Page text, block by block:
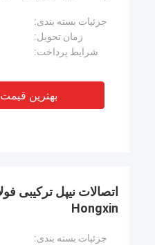
جزئیات بسته بندی:
زمان تحویل:
شرایط پرداخت:
بهترین قیمت
Hongxin
جزئیات بسته بندی: